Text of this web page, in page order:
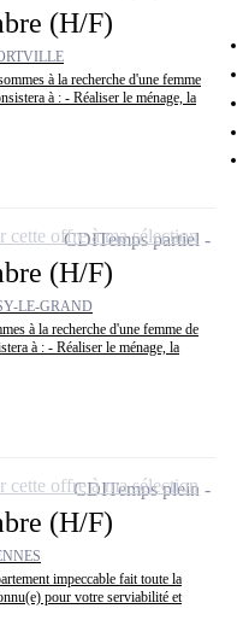
(H/F)
à la recherche d'une femme
à : - Réaliser le ménage, la
(H/F)
LE-GRAND
à la recherche d'une femme de
à : - Réaliser le ménage, la
CDITemps partiel
cette offre à ma sélection
(H/F)
impeccable fait toute la
pour votre serviabilité et
CDITemps plein
cette offre à ma sélection